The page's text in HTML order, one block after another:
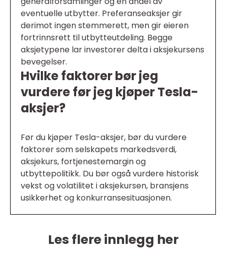
eventuelle utbytter. Preferanseaksjer gir
derimot ingen stemmerett, men gir eieren
fortrinnsrett til utbytteutdeling. Begge
aksjetypene lar investorer delta i aksjekursens
bevegelser.
Hvilke faktorer bør jeg
vurdere før jeg kjøper Tesla-
aksjer?
Før du kjøper Tesla-aksjer, bør du vurdere
faktorer som selskapets markedsverdi,
aksjekurs, fortjenestemargin og
utbyttepolitikk. Du bør også vurdere historisk
vekst og volatilitet i aksjekursen, bransjens
usikkerhet og konkurransesituasjonen.
Les flere innlegg her